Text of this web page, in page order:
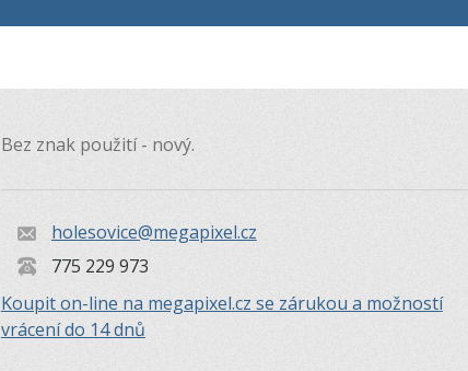
Bez znak použití - nový.
holesovice@megapixel.cz
775 229 973
Koupit on-line na megapixel.cz se zárukou a možností
vrácení do 14 dnů